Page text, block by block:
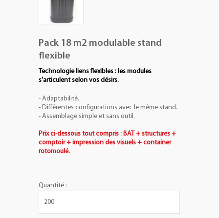
Pack 18 m2 modulable stand
flexible
Technologie liens flexibles : les modules
s'articulent selon vos désirs.
- Adaptabilité.
- Différentes configurations avec le même stand.
- Assemblage simple et sans outil.
Prix ci-dessous tout compris : BAT + structures +
comptoir + impression des visuels + container
rotomoulé.
Quantité :